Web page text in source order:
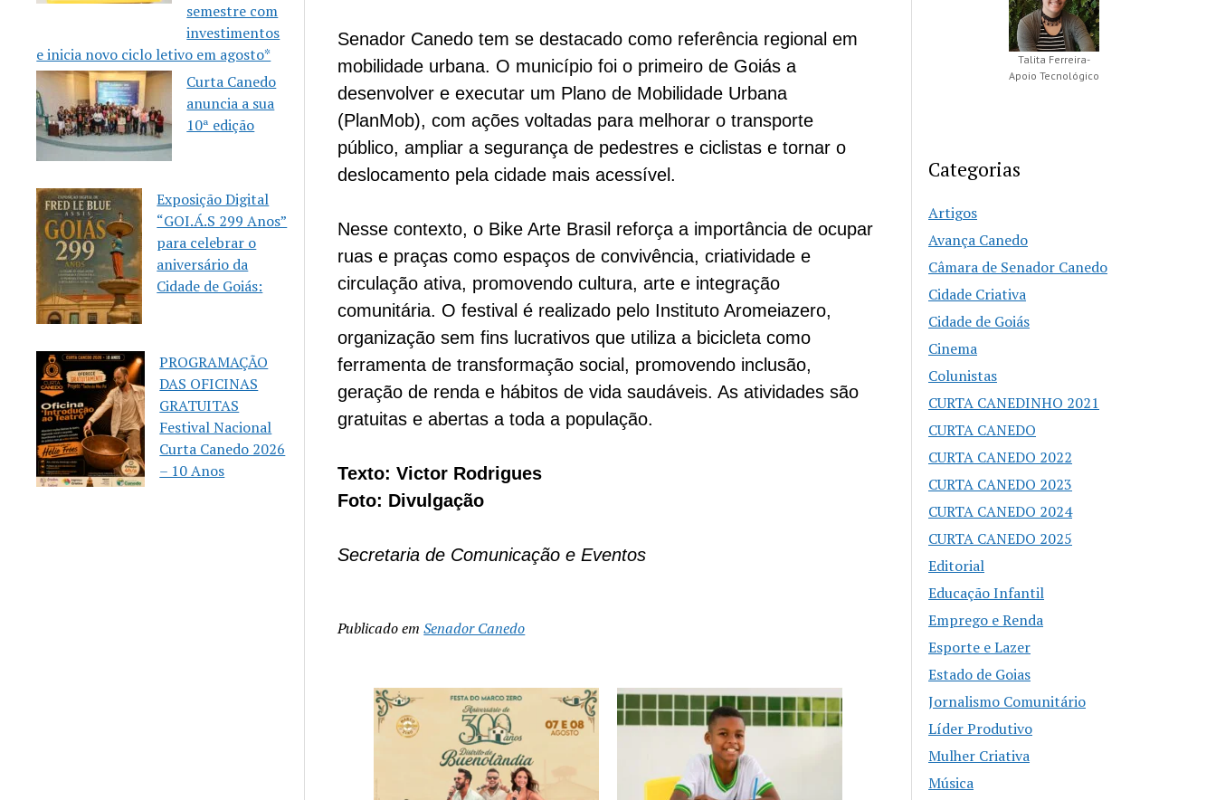
semestre com
investimentos
e inicia novo ciclo letivo em agosto*
Curta Canedo
anuncia a sua
10ª edição
Exposição Digital
“GOI.Á.S 299 Anos”
para celebrar o
aniversário da
Cidade de Goiás:
PROGRAMAÇÃO
DAS OFICINAS
GRATUITAS
Festival Nacional
Curta Canedo 2026
– 10 Anos
Senador Canedo tem se destacado como referência regional em
mobilidade urbana. O município foi o primeiro de Goiás a
desenvolver e executar um Plano de Mobilidade Urbana
(PlanMob), com ações voltadas para melhorar o transporte
público, ampliar a segurança de pedestres e ciclistas e tornar o
deslocamento pela cidade mais acessível.
Nesse contexto, o Bike Arte Brasil reforça a importância de ocupar
ruas e praças como espaços de convivência, criatividade e
circulação ativa, promovendo cultura, arte e integração
comunitária. O festival é realizado pelo Instituto Aromeiazero,
organização sem fins lucrativos que utiliza a bicicleta como
ferramenta de transformação social, promovendo inclusão,
geração de renda e hábitos de vida saudáveis. As atividades são
gratuitas e abertas a toda a população.
Texto: Victor Rodrigues
Foto: Divulgação
Secretaria de Comunicação e Eventos
Publicado em Senador Canedo
Talita Ferreira-
Apoio Tecnológico
Categorias
Artigos
Avança Canedo
Câmara de Senador Canedo
Cidade Criativa
Cidade de Goiás
Cinema
Colunistas
CURTA CANEDINHO 2021
CURTA CANEDO
CURTA CANEDO 2022
CURTA CANEDO 2023
CURTA CANEDO 2024
CURTA CANEDO 2025
Editorial
Educação Infantil
Emprego e Renda
Esporte e Lazer
Estado de Goias
Jornalismo Comunitário
Líder Produtivo
Mulher Criativa
Música